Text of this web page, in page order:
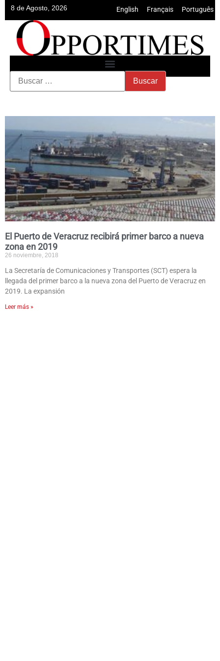
8 de Agosto, 2026 English Français Português
El Puerto de Veracruz recibirá primer barco a nueva
zona en 2019
26 noviembre, 2018
La Secretaría de Comunicaciones y Transportes (SCT) espera la
llegada del primer barco a la nueva zona del Puerto de Veracruz en
2019. La expansión
Leer más »